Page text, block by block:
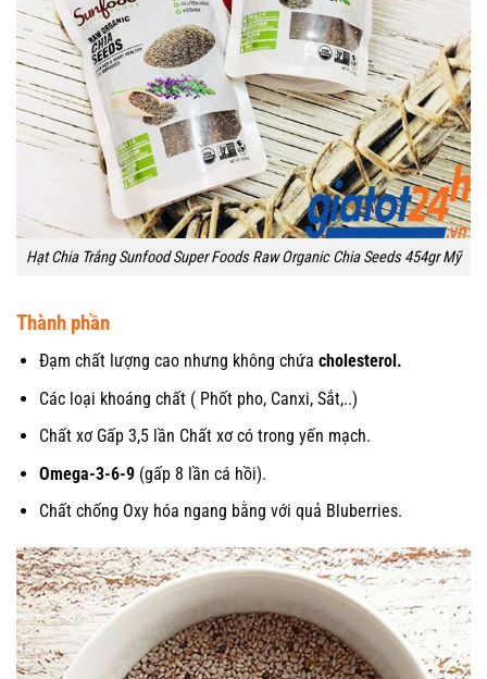
Hạt Chia Trắng Sunfood Super Foods Raw Organic Chia Seeds 454gr Mỹ
Thành phần
Đạm chất lượng cao nhưng không chứa cholesterol.
Các loại khoáng chất ( Phốt pho, Canxi, Sắt,..)
Chất xơ Gấp 3,5 lần Chất xơ có trong yến mạch.
Omega-3-6-9(gấp 8 lần cá hồi).
Chất chống Oxy hóa ngang bằng với quả Bluberries.